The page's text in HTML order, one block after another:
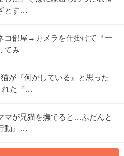
とす…
コ部屋→カメラを仕掛けて『一
てみ…
が『何かしている』と思った
れた『…
マが兄猫を撫でると…ふだんと
動』…